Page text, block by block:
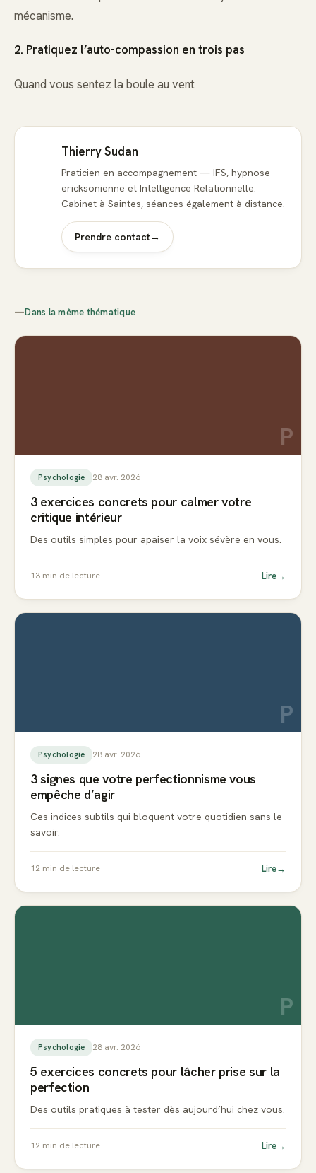
mécanisme.
2. Pratiquez l’auto-compassion en trois pas
Quand vous sentez la boule au vent
Thierry Sudan
Praticien en accompagnement — IFS, hypnose
ericksonienne et Intelligence Relationnelle.
Cabinet à Saintes, séances également à distance.
Prendre contact→
—Dans la même thématique
P
Psychologie 28 avr. 2026
3 exercices concrets pour calmer votre
critique intérieur
Des outils simples pour apaiser la voix sévère en vous.
13 min de lecture Lire→
P
Psychologie 28 avr. 2026
3 signes que votre perfectionnisme vous
empêche d’agir
Ces indices subtils qui bloquent votre quotidien sans le
savoir.
12 min de lecture Lire→
P
Psychologie 28 avr. 2026
5 exercices concrets pour lâcher prise sur la
perfection
Des outils pratiques à tester dès aujourd’hui chez vous.
12 min de lecture Lire→